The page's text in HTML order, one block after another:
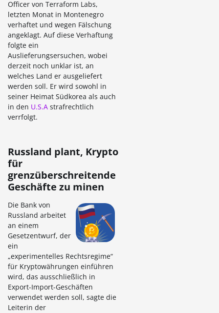
Officer von Terraform Labs,
letzten Monat in Montenegro
verhaftet und wegen Fälschung
angeklagt. Auf diese Verhaftung
folgte ein
Auslieferungsersuchen, wobei
derzeit noch unklar ist, an
welches Land er ausgeliefert
werden soll. Er wird sowohl in
seiner Heimat Südkorea als auch
in den U.S.A strafrechtlich
verrfolgt.
Russland plant, Krypto
für
grenzüberschreitende
Geschäfte zu minen
Die Bank von
Russland arbeitet
an einem
Gesetzentwurf, der
ein
„experimentelles Rechtsregime“
für Kryptowährungen einführen
wird, das ausschließlich in
Export-Import-Geschäften
verwendet werden soll, sagte die
Leiterin der